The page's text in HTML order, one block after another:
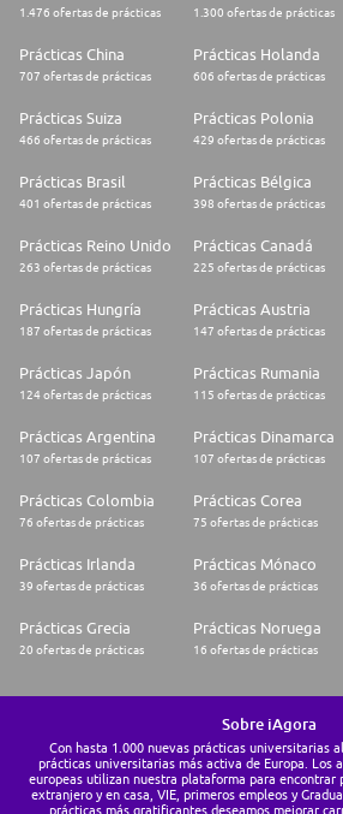
1.476 ofertas de prácticas 1.300 ofertas de prácticas
Prácticas China
707 ofertas de prácticas
Prácticas Holanda
606 ofertas de prácticas
Prácticas Suiza
466 ofertas de prácticas
Prácticas Polonia
429 ofertas de prácticas
Prácticas Brasil
401 ofertas de prácticas
Prácticas Bélgica
398 ofertas de prácticas
Prácticas Reino Unido
263 ofertas de prácticas
Prácticas Canadá
225 ofertas de prácticas
Prácticas Hungría
187 ofertas de prácticas
Prácticas Austria
147 ofertas de prácticas
Prácticas Japón
124 ofertas de prácticas
Prácticas Rumania
115 ofertas de prácticas
Prácticas Argentina
107 ofertas de prácticas
Prácticas Dinamarca
107 ofertas de prácticas
Prácticas Colombia
76 ofertas de prácticas
Prácticas Corea
75 ofertas de prácticas
Prácticas Irlanda
39 ofertas de prácticas
Prácticas Mónaco
36 ofertas de prácticas
Prácticas Grecia
20 ofertas de prácticas
Prácticas Noruega
16 ofertas de prácticas
Sobre iAgora
Con hasta 1.000 nuevas prácticas universitarias
prácticas universitarias más activa de Europa. Los
europeas utilizan nuestra plataforma para encontrar
extranjero y en casa, VIE, primeros empleos y
prácticas más gratificantes deseamos mejorar